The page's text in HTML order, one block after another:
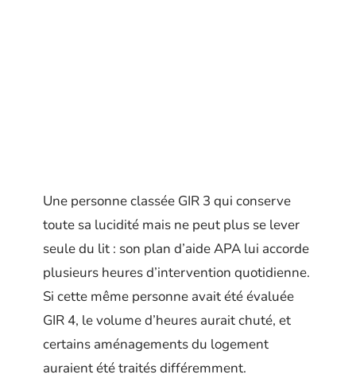
Une personne classée GIR 3 qui conserve
toute sa lucidité mais ne peut plus se lever
seule du lit : son plan d’aide APA lui accorde
plusieurs heures d’intervention quotidienne.
Si cette même personne avait été évaluée
GIR 4, le volume d’heures aurait chuté, et
certains aménagements du logement
auraient été traités différemment.